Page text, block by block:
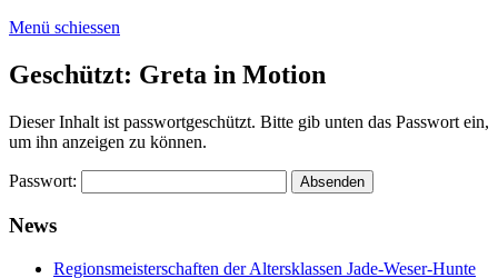
Menü schiessen
Geschützt: Greta in Motion
Dieser Inhalt ist passwortgeschützt. Bitte gib unten das Passwort ein,
um ihn anzeigen zu können.
Passwort:
News
Regionsmeisterschaften der Altersklassen Jade-Weser-Hunte